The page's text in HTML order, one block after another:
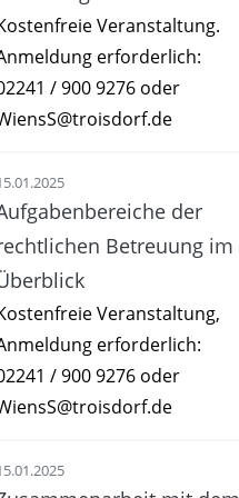
Veranstaltung.
erforderlich:
/ 900 9276 oder
der
Betreuung im
Veranstaltung,
erforderlich:
/ 900 9276 oder